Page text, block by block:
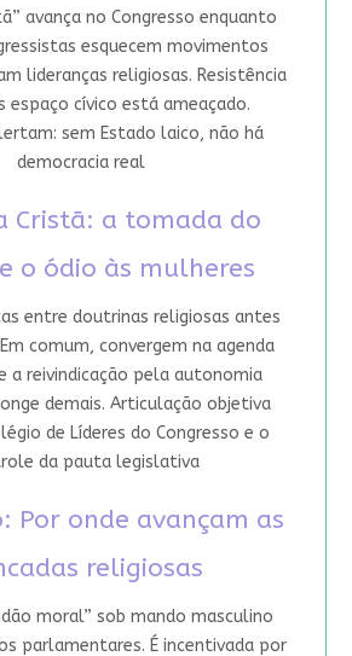
avança no Congresso enquanto
esquecem movimentos
lideranças religiosas. Resistência
espaço cívico está ameaçado.
sem Estado laico, não há
democracia real
Cristã: a tomada do
o ódio às mulheres
entre doutrinas religiosas antes
Em comum, convergem na agenda
a reivindicação pela autonomia
demais. Articulação objetiva
de Líderes do Congresso e o
da pauta legislativa
Por onde avançam as
religiosas
moral” sob mando masculino
parlamentares. É incentivada por